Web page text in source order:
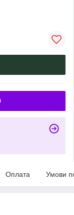
Оплата Умови